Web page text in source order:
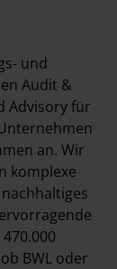
und
Audit &
Advisory für
an. Wir
komplexe
BWL oder